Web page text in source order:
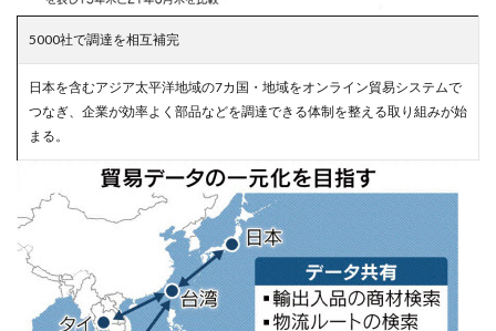
5000社で調達を相互補完
日本を含むアジア太平洋地域の7カ国・地域をオンライン貿易システムで
つなぎ、企業が効率よく部品などを調達できる体制を整える取り組みが始
まる。